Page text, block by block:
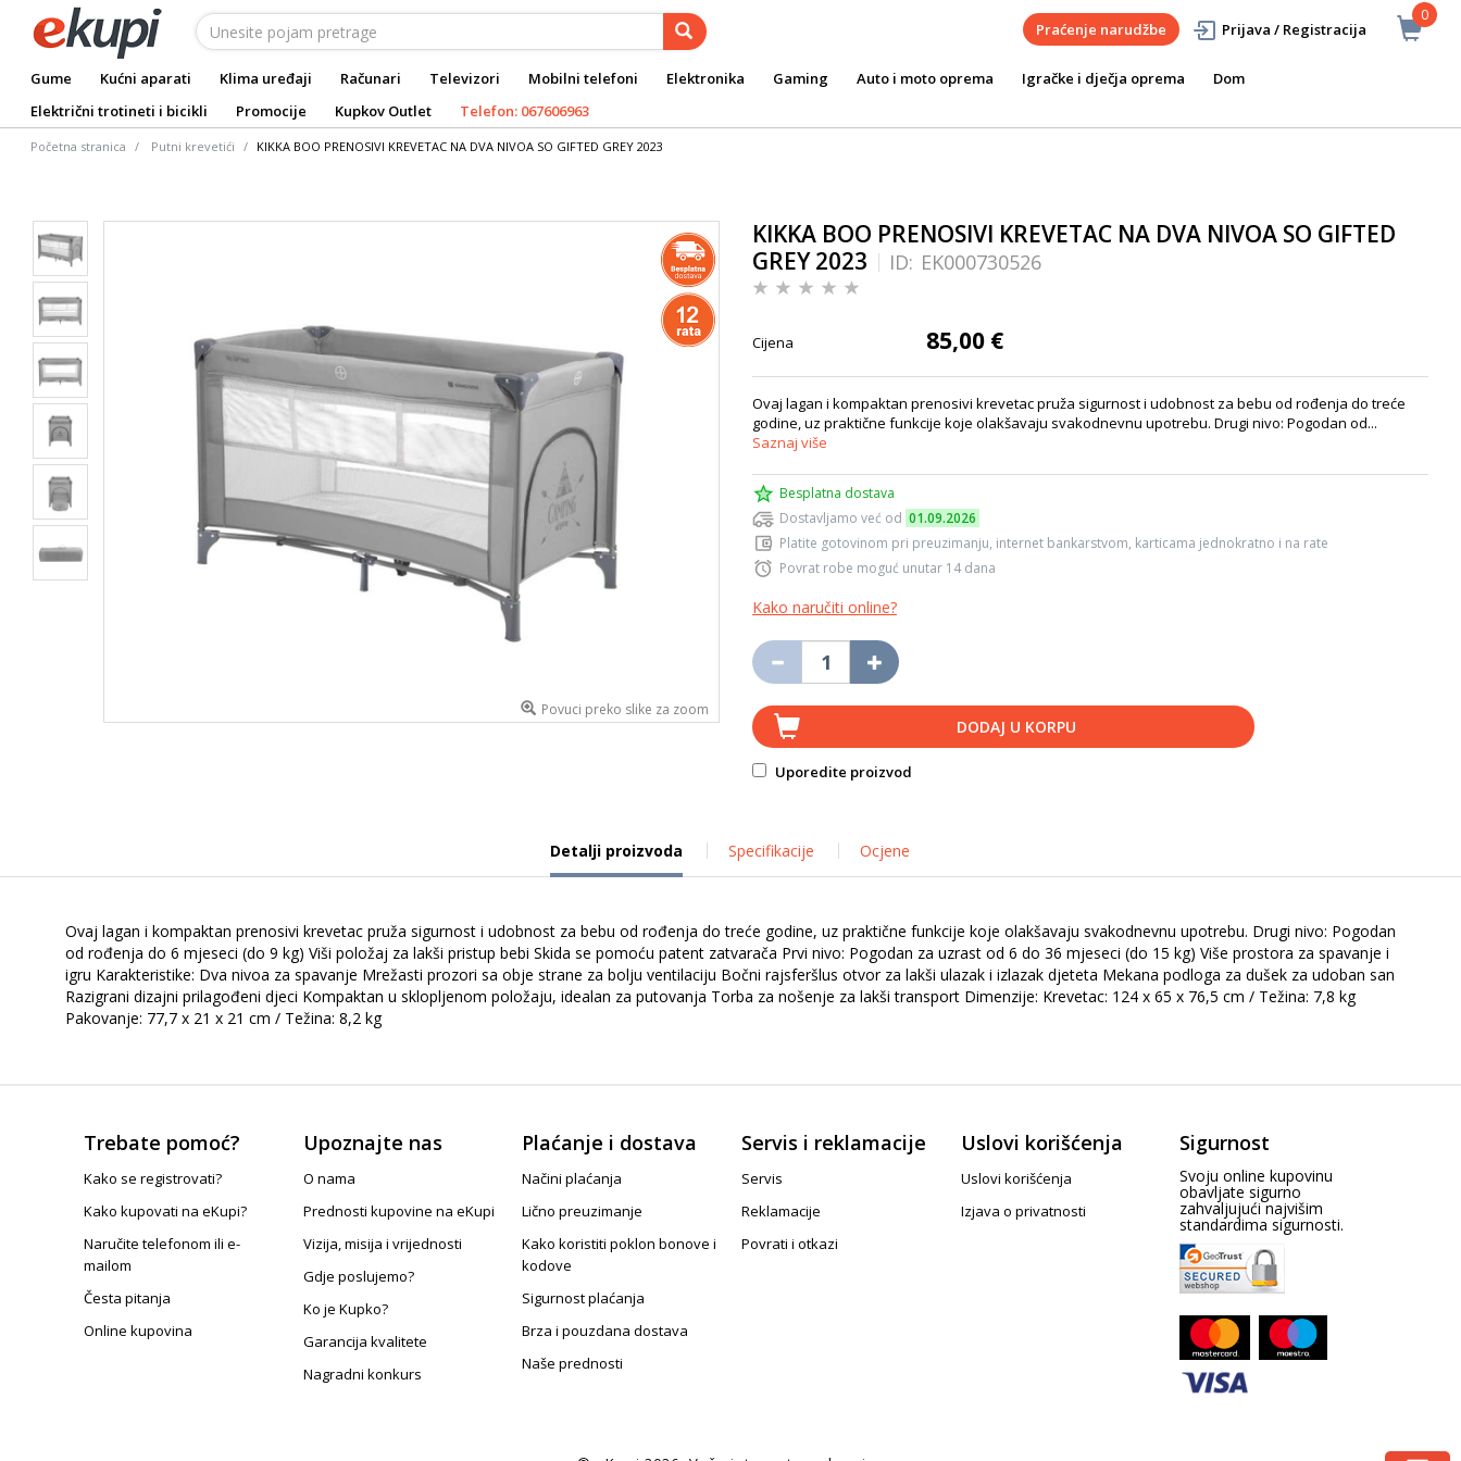
0
Praćenje narudžbe Prijava / Registracija
Gume Kućni aparati Klima uređaji Računari Televizori Mobilni telefoni Elektronika Gaming Auto i moto oprema Igračke i dječja oprema
Dom
Električni trotineti i bicikli
Promocije Kupkov Outlet Telefon: 067606963
Početna stranica Putni krevetići KIKKA BOO PRENOSIVI KREVETAC NA DVA NIVOA SO GIFTED GREY 2023
Povuci preko slike za zoom
KIKKA BOO PRENOSIVI KREVETAC NA DVA NIVOA SO GIFTED
GREY 2023
ID: EK000730526
Cijena 85,00 €
Ovaj lagan i kompaktan prenosivi krevetac pruža sigurnost i udobnost za bebu od rođenja do treće
godine, uz praktične funkcije koje olakšavaju svakodnevnu upotrebu. Drugi nivo: Pogodan od...
Saznaj više
Besplatna dostava
Dostavljamo već od 01.09.2026
Platite gotovinom pri preuzimanju, internet bankarstvom, karticama jednokratno i na rate
Povrat robe moguć unutar 14 dana
Kako naručiti online?
DODAJ U KORPU
Uporedite proizvod
Detalji proizvoda Specifikacije Ocjene
Ovaj lagan i kompaktan prenosivi krevetac pruža sigurnost i udobnost za bebu od rođenja do treće godine, uz praktične funkcije koje olakšavaju svakodnevnu upotrebu. Drugi nivo: Pogodan
od rođenja do 6 mjeseci (do 9 kg) Viši položaj za lakši pristup bebi Skida se pomoću patent zatvarača Prvi nivo: Pogodan za uzrast od 6 do 36 mjeseci (do 15 kg) Više prostora za spavanje i
igru Karakteristike: Dva nivoa za spavanje Mrežasti prozori sa obje strane za bolju ventilaciju Bočni rajsferšlus otvor za lakši ulazak i izlazak djeteta Mekana podloga za dušek za udoban san
Razigrani dizajni prilagođeni djeci Kompaktan u sklopljenom položaju, idealan za putovanja Torba za nošenje za lakši transport Dimenzije: Krevetac: 124 x 65 x 76,5 cm / Težina: 7,8 kg
Pakovanje: 77,7 x 21 x 21 cm / Težina: 8,2 kg
Trebate pomoć?
Kako se registrovati?
Kako kupovati na eKupi?
Naručite telefonom ili e-
mailom
Česta pitanja
Online kupovina
Upoznajte nas
O nama
Prednosti kupovine na eKupi
Vizija, misija i vrijednosti
Gdje poslujemo?
Ko je Kupko?
Garancija kvalitete
Nagradni konkurs
Plaćanje i dostava
Načini plaćanja
Lično preuzimanje
Kako koristiti poklon bonove i
kodove
Sigurnost plaćanja
Brza i pouzdana dostava
Naše prednosti
Servis i reklamacije
Servis
Reklamacije
Povrati i otkazi
Uslovi korišćenja
Uslovi korišćenja
Izjava o privatnosti
Sigurnost
Svoju online kupovinu
obavljate sigurno
zahvaljujući najvišim
standardima sigurnosti.